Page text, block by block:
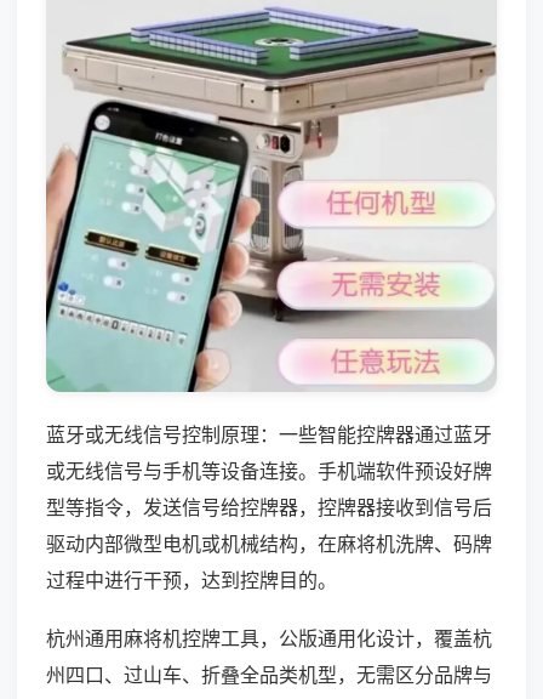
蓝牙或无线信号控制原理：一些智能控牌器通过蓝牙
或无线信号与手机等设备连接。手机端软件预设好牌
型等指令，发送信号给控牌器，控牌器接收到信号后
驱动内部微型电机或机械结构，在麻将机洗牌、码牌
过程中进行干预，达到控牌目的。
杭州通用麻将机控牌工具，公版通用化设计，覆盖杭
州四口、过山车、折叠全品类机型，无需区分品牌与